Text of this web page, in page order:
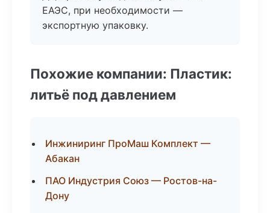
ЕАЭС, при необходимости —
экспортную упаковку.
Похожие компании: Пластик:
литьё под давлением
Инжиниринг ПроМаш Комплект —
Абакан
ПАО Индустрия Союз — Ростов-на-
Дону